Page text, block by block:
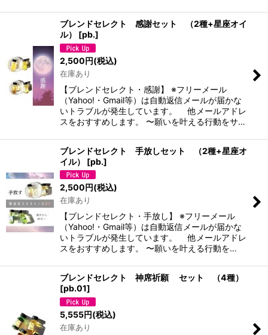
ブレンドセレクト 感謝セット （2種+星座オイ
ル）
[pb.]
2,500円(税込)
在庫あり
【ブレンドセレクト・感謝】 ※フリーメール
（Yahoo!・Gmail等）は自動返信メールが届かな
いトラブルが発生しています。 他メールアドレ
スをおすすめします。 〜願いを叶える行動をサ…
ブレンドセレクト 手放しセット （2種+星座オ
イル）
[pb.]
2,500円(税込)
在庫あり
【ブレンドセレクト・手放し】 ※フリーメール
（Yahoo!・Gmail等）は自動返信メールが届かな
いトラブルが発生しています。 他メールアドレ
スをおすすめします。 〜願いを叶える行動を…
ブレンドセレクト 神席祈願 セット （4種）
[pb.01]
5,555円(税込)
在庫あり